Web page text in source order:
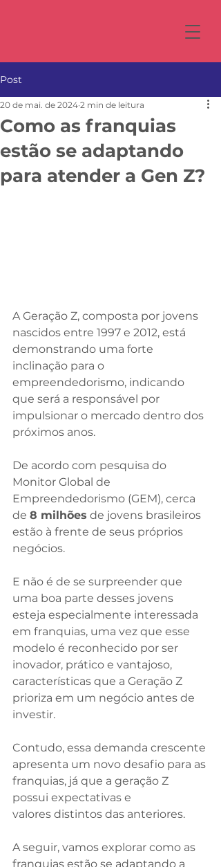
Post
Como as franquias
estão se adaptando
para atender a Gen Z?
20 de mai. de 2024 2 min de leitura
A Geração Z, composta por jovens
nascidos entre 1997 e 2012, está
demonstrando uma forte
inclinação para o
empreendedorismo, indicando
que será a responsável por
impulsionar o mercado dentro dos
próximos anos.
De acordo com pesquisa do
Monitor Global de
Empreendedorismo (GEM), cerca
de 8 milhões de jovens brasileiros
estão à frente de seus próprios
negócios.
E não é de se surpreender que
uma boa parte desses jovens
esteja especialmente interessada
em franquias, uma vez que esse
modelo é reconhecido por ser
inovador, prático e vantajoso,
características que a Geração Z
prioriza em um negócio antes de
investir.
Contudo, essa demanda crescente
apresenta um novo desafio para as
franquias, já que a geração Z
possui expectativas e
valores distintos das anteriores.
A seguir, vamos explorar como as
franquias estão se adaptando a